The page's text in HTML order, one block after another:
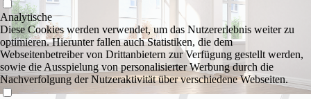
Analytische
Diese Cookies werden verwendet, um das Nutzererlebnis weiter zu
optimieren. Hierunter fallen auch Statistiken, die dem
Webseitenbetreiber von Drittanbietern zur Verfügung gestellt werden,
sowie die Ausspielung von personalisierter Werbung durch die
Nachverfolgung der Nutzeraktivität über verschiedene Webseiten.